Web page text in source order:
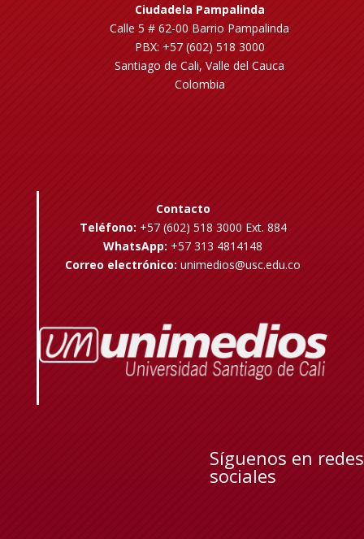
Ciudadela Pampalinda
Calle 5 # 62-00 Barrio Pampalinda
PBX: +57 (602) 518 3000
Santiago de Cali, Valle del Cauca
Colombia
Contacto
Teléfono: +57 (602) 518 3000 Ext. 884
WhatsApp: +57 313 4814148
Correo electrónico: unimedios@usc.edu.co
Síguenos en redes
sociales